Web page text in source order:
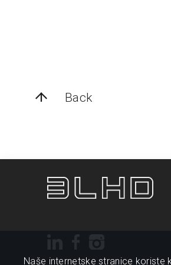
Back
Naše internetske stranice koriste